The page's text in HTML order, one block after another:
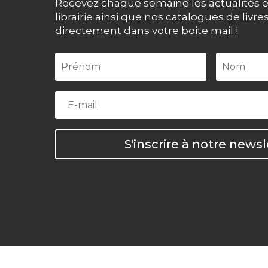
Recevez chaque semaine les actualités
librairie ainsi que nos catalogues de
directement dans votre boite mail !
S'inscrire à notre